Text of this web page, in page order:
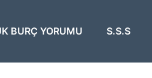
BURÇ YORUMU S.S.S